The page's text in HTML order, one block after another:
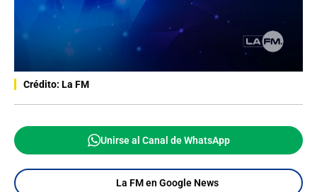
Crédito: La FM
Unirse al Canal de WhatsApp
La FM en Google News